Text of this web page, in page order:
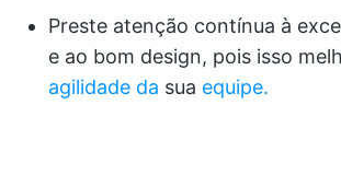
Preste atenção contínua à
e ao bom design, pois isso
agilidade da sua equipe.